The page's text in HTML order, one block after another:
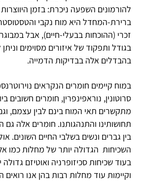
להורמונים השפעה ניכרת: בזמן
ברירת-המחדל היא מוח נקבי
זכרי (ההוכחות בבעלי-חיים), אבל
בגודל ותפקוד של איזורים מסוימים
בהבדלים אלה בבדיקות הדמייה.
במוח קיימים חומרים הנקראים
סרוטונין, נוראפינפרין, חומרים חשובים
מתקשרים תאי המוח בינם לבין עצמם,
תחושותינו והתנהגותנו. חומרים אלה
בין גברים ונשים בשלבי החיים השונים.
השכיחות הגדולה יותר של מחלות כמו
בעוד שכיחות סכיזופרניה ואוטיזם
וקיימות עוד מחלות רבות בהן אנו רואים